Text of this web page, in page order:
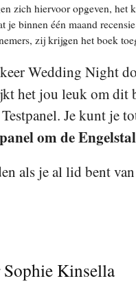
zich hiervoor opgeven, het
je binnen één maand
zij krijgen het boek
Wedding Night
het jou leuk om dit
Je kunt je
om de
als je al lid bent
Kinsella